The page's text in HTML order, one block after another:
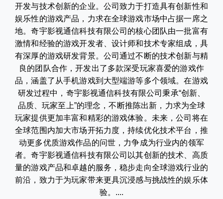
开发与技术创新的企业。公司致力于打造具有创新性和
娱乐性的游戏产品，力求在全球游戏市场中占据一席之
地。奇宇影视通信科技有限公司的核心团队由一批富有
激情和经验的游戏开发者、设计师和技术专家组成，具
有深厚的游戏研发背景。公司通过不断的技术创新与精
良的团队合作，开发出了多款深受玩家喜爱的游戏作
品，涵盖了从手机游戏到大型端游等多个领域。在游戏
研发过程中，奇宇影视通信科技有限公司秉承“创新、
品质、玩家至上”的理念，不断推陈出新，力求为全球
玩家提供更加丰富和精彩的游戏体验。未来，公司将在
全球范围内加大市场开拓力度，持续优化技术平台，推
动更多优质游戏作品的问世，力争成为行业内的领军
者。奇宇影视通信科技有限公司以其创新的技术、高质
量的游戏产品和卓越的服务，稳步走向全球游戏行业的
前沿，致力于为玩家带来更具沉浸感与挑战性的娱乐体
验。....